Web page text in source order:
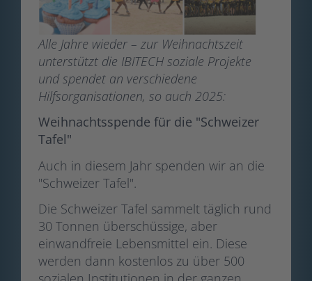
Alle Jahre wieder – zur Weihnachtszeit
unterstützt die IBITECH soziale Projekte
und spendet an verschiedene
Hilfsorganisationen, so auch 2025:
Weihnachtsspende für die "Schweizer
Tafel"
Auch in diesem Jahr spenden wir an die
"Schweizer Tafel".
Die Schweizer Tafel sammelt täglich rund
30 Tonnen überschüssige, aber
einwandfreie Lebensmittel ein. Diese
werden dann kostenlos zu über 500